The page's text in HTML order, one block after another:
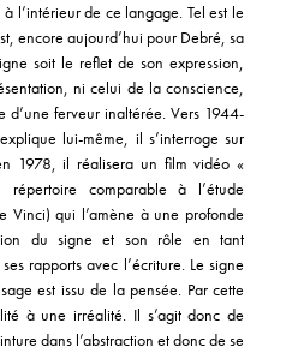
l’intérieur de ce langage. Tel est le
encore aujourd’hui pour Debré, sa
soit le reflet de son expression,
ni celui de la conscience,
d’une ferveur inaltérée. Vers 1944-
lui-même, il s’interroge sur
1978, il réalisera un film vidéo «
répertoire comparable à l’étude
Vinci) qui l’amène à une profonde
du signe et son rôle en tant
rapports avec l’écriture. Le signe
est issu de la pensée. Par cette
à une irréalité. Il s’agit donc de
dans l’abstraction et donc de se